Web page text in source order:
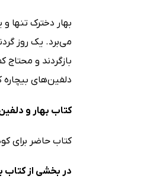
بهار دخترک تنها
می‌برد. یک روز
بازگردند و
دلفین‌های
کتاب بهار و
کتاب حاضر برای
در بخشی از کتاب